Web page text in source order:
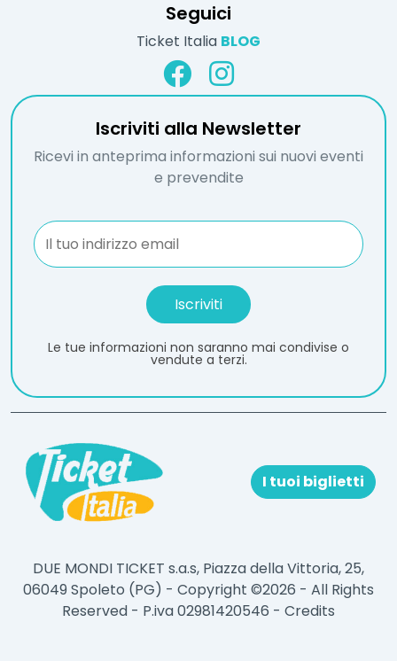
Seguici
Ticket Italia BLOG
Iscriviti alla Newsletter
Ricevi in anteprima informazioni sui nuovi eventi
e prevendite
Le tue informazioni non saranno mai condivise o
vendute a terzi.
I tuoi biglietti
DUE MONDI TICKET s.a.s, Piazza della Vittoria, 25,
06049 Spoleto (PG) - Copyright ©2026 - All Rights
Reserved - P.iva 02981420546 - Credits